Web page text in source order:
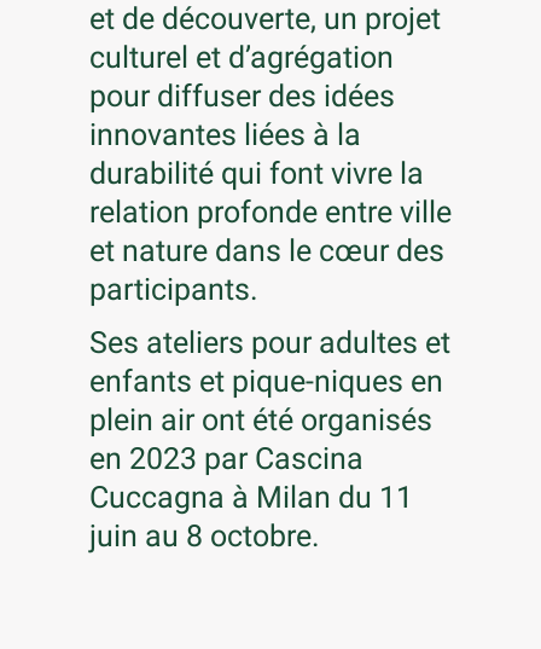
et de découverte, un projet
culturel et d’agrégation
pour diffuser des idées
innovantes liées à la
durabilité qui font vivre la
relation profonde entre ville
et nature dans le cœur des
participants.
Ses ateliers pour adultes et
enfants et pique-niques en
plein air ont été organisés
en 2023 par Cascina
Cuccagna à Milan du 11
juin au 8 octobre.